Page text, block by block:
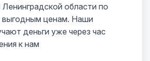
Ленинградской области по
выгодным ценам. Наши
деньги уже через час
к нам